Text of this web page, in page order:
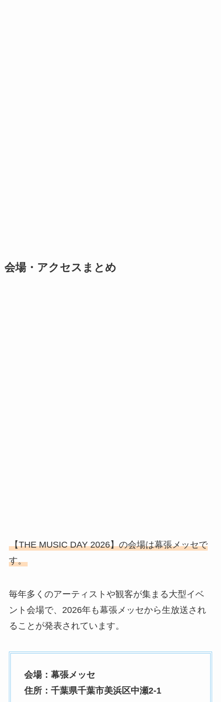
会場・アクセスまとめ
【THE MUSIC DAY 2026】の会場は幕張メッセで
す。
毎年多くのアーティストや観客が集まる大型イベ
ント会場で、2026年も幕張メッセから生放送され
ることが発表されています。
会場：幕張メッセ
住所：千葉県千葉市美浜区中瀬2-1